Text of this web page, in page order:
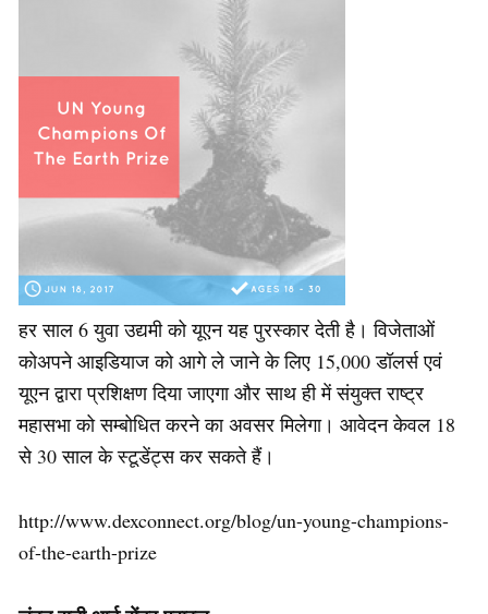
हर साल 6 युवा उद्यमी को यूएन यह पुरस्कार देती है। विजेताओं
कोअपने आइडियाज को आगे ले जाने के लिए 15,000 डॉलर्स एवं
यूएन द्वारा प्रशिक्षण दिया जाएगा और साथ ही में संयुक्त राष्ट्र
महासभा को सम्बोधित करने का अवसर मिलेगा। आवेदन केवल 18
से 30 साल के स्टूडेंट्स कर सकते हैं।
http://www.dexconnect.org/blog/un-young-champions-
of-the-earth-prize